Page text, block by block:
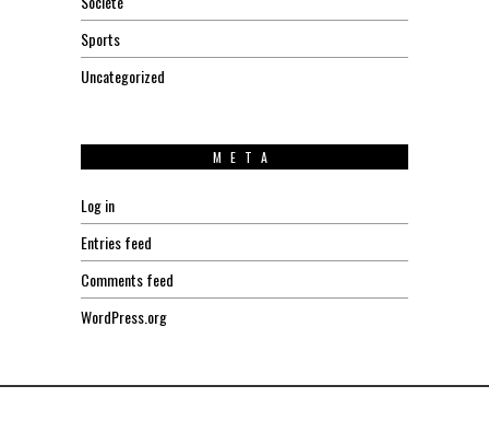
Sports
Uncategorized
META
Log in
Entries feed
Comments feed
WordPress.org